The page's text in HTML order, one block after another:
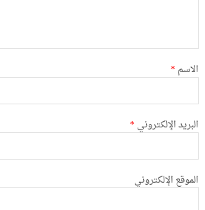
الاسم *
البريد الإلكتروني *
الموقع الإلكتروني